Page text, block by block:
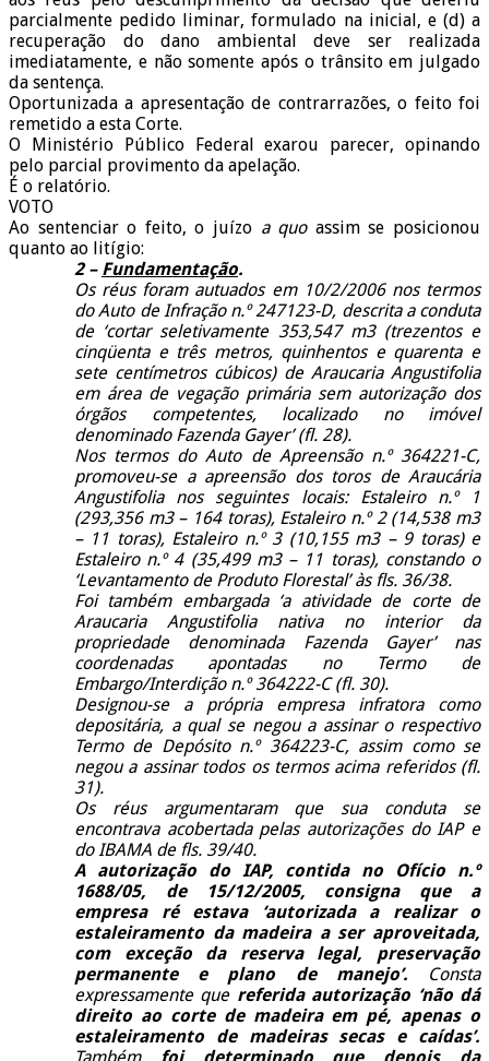
parcialmente pedido liminar, formulado na inicial, e (d) a
recuperação do dano ambiental deve ser realizada
imediatamente, e não somente após o trânsito em julgado
da sentença.
Oportunizada a apresentação de contrarrazões, o feito foi
remetido a esta Corte.
O Ministério Público Federal exarou parecer, opinando
pelo parcial provimento da apelação.
É o relatório.
VOTO
Ao sentenciar o feito, o juízo a quoassim se posicionou
quanto ao litígio:
2 – Fundamentação.
Os réus foram autuados em 10/2/2006 nos termos
do Auto de Infração n.º 247123-D, descrita a conduta
de ‘cortar seletivamente 353,547 m3 (trezentos e
cinqüenta e três metros, quinhentos e quarenta e
sete centímetros cúbicos) de Araucaria Angustifolia
em área de vegação primária sem autorização dos
órgãos competentes, localizado no imóvel
denominado Fazenda Gayer’ (fl. 28).
Nos termos do Auto de Apreensão n.º 364221-C,
promoveu-se a apreensão dos toros de Araucária
Angustifolia nos seguintes locais: Estaleiro n.º 1
(293,356 m3 – 164 toras), Estaleiro n.º 2 (14,538 m3
– 11 toras), Estaleiro n.º 3 (10,155 m3 – 9 toras) e
Estaleiro n.º 4 (35,499 m3 – 11 toras), constando o
‘Levantamento de Produto Florestal’ às fls. 36/38.
Foi também embargada ‘a atividade de corte de
Araucaria Angustifolia nativa no interior da
propriedade denominada Fazenda Gayer’ nas
coordenadas apontadas no Termo de
Embargo/Interdição n.º 364222-C (fl. 30).
Designou-se a própria empresa infratora como
depositária, a qual se negou a assinar o respectivo
Termo de Depósito n.º 364223-C, assim como se
negou a assinar todos os termos acima referidos (fl.
31).
Os réus argumentaram que sua conduta se
encontrava acobertada pelas autorizações do IAP e
do IBAMA de fls. 39/40.
A autorização do IAP, contida no Ofício n.º
1688/05, de 15/12/2005, consigna que a
empresa ré estava ‘autorizada a realizar o
estaleiramento da madeira a ser aproveitada,
com exceção da reserva legal, preservação
permanente e plano de manejo’. Consta
expressamente que referida autorização ‘não dá
direito ao corte de madeira em pé, apenas o
estaleiramento de madeiras secas e caídas’.